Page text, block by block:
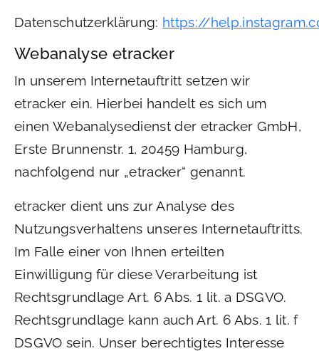
Datenschutzerklärung: https://
Webanalyse etracker
In unserem Internetauftritt setzen wir
etracker ein. Hierbei handelt es sich um
einen Webanalysedienst der etracker GmbH,
Erste Brunnenstr. 1, 20459 Hamburg,
nachfolgend nur „etracker“ genannt.
etracker dient uns zur Analyse des
Nutzungsverhaltens unseres Internetauftritts.
Im Falle einer von Ihnen erteilten
Einwilligung für diese Verarbeitung ist
Rechtsgrundlage Art. 6 Abs. 1 lit. a DSGVO.
Rechtsgrundlage kann auch Art. 6 Abs. 1 lit. f
DSGVO sein. Unser berechtigtes Interesse